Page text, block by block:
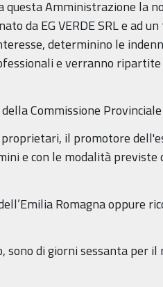
questa Amministrazione la
da EG VERDE SRL e ad
determinino le
e verranno ripartite
Commissione
il promotore
e con le modalità previste
Romagna oppure
di giorni sessanta per il